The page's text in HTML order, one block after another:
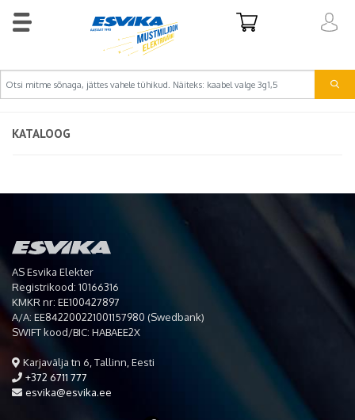
KATALOOG
AS Esvika Elekter
Registrikood: 10166316
KMKR nr: EE100427897
A/A: EE842200221001157980 (Swedbank)
SWIFT kood/BIC: HABAEE2X
Karjavälja tn 6, Tallinn, Eesti
+372 6711 777
esvika@esvika.ee